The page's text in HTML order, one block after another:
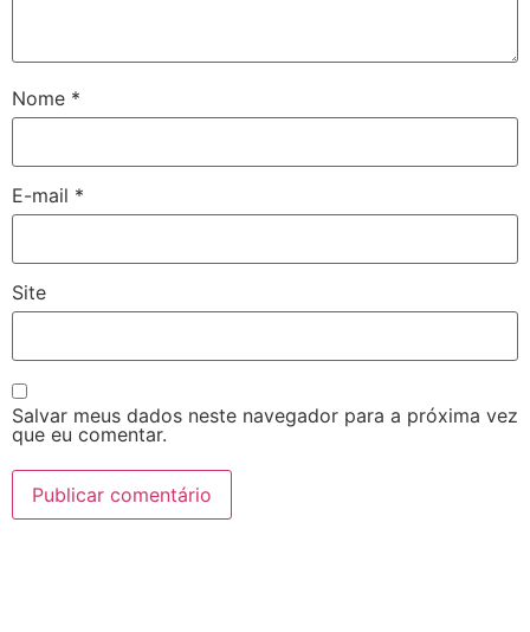
Nome *
E-mail *
Site
Salvar meus dados neste navegador para a próxima vez
que eu comentar.